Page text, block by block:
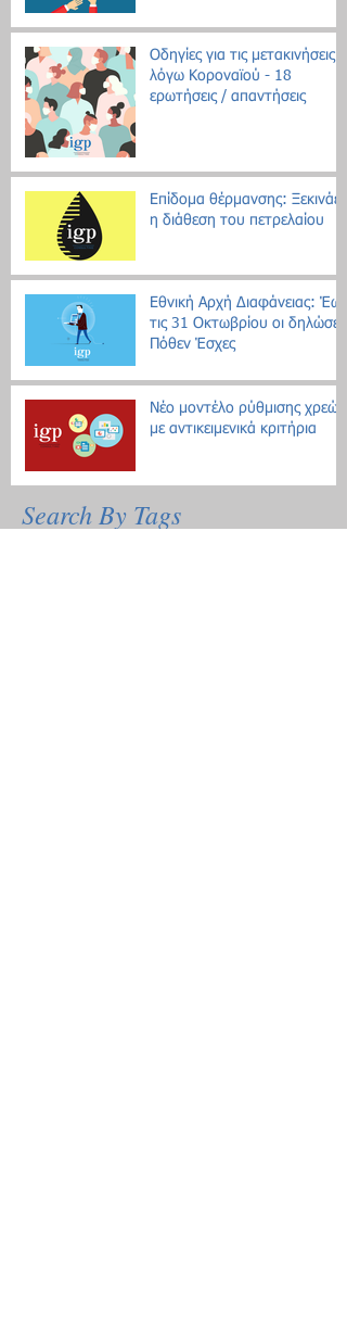
Search By Tags
Οδηγίες για τις μετακινήσεις
λόγω Κοροναϊού - 18
ερωτήσεις / απαντήσεις
Επίδομα θέρμανσης: Ξεκινάει
η διάθεση του πετρελαίου
Εθνική Αρχή Διαφάνειας: Έως
τις 31 Οκτωβρίου οι δηλώσεις
Πόθεν Έσχες
Νέο μοντέλο ρύθμισης χρεών
με αντικειμενικά κριτήρια